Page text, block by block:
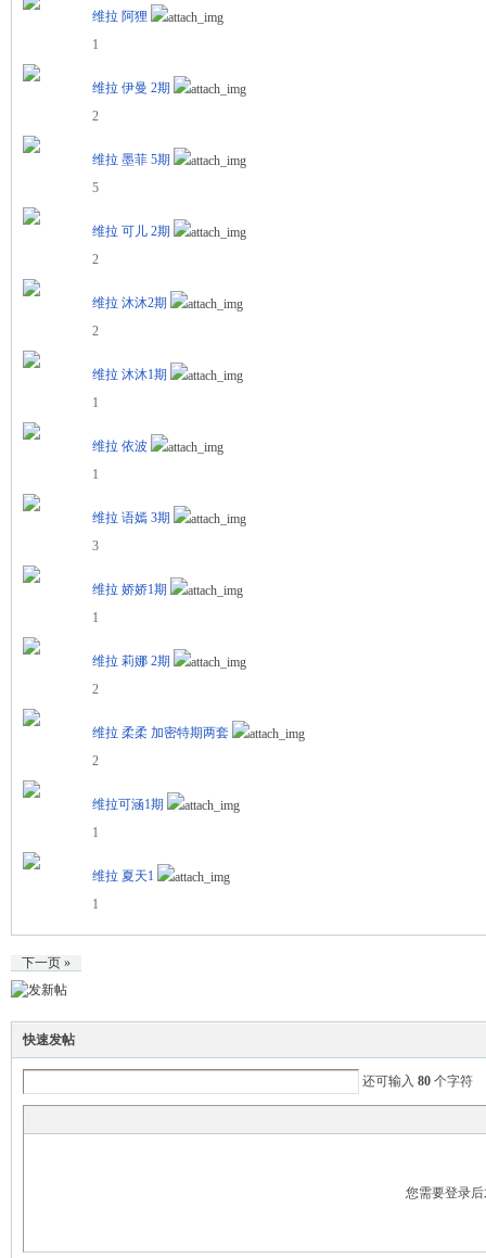
维拉 阿狸
1
维拉 伊曼 2期
2
维拉 墨菲 5期
5
维拉 可儿 2期
2
维拉 沐沐2期
2
维拉 沐沐1期
1
维拉 依波
1
维拉 语嫣 3期
3
维拉 娇娇1期
1
维拉 莉娜 2期
2
维拉 柔柔 加密特期两套
2
维拉可涵1期
1
维拉 夏天1
1
下一页 »
快速发帖
还可输入 80 个字符
您需要登录